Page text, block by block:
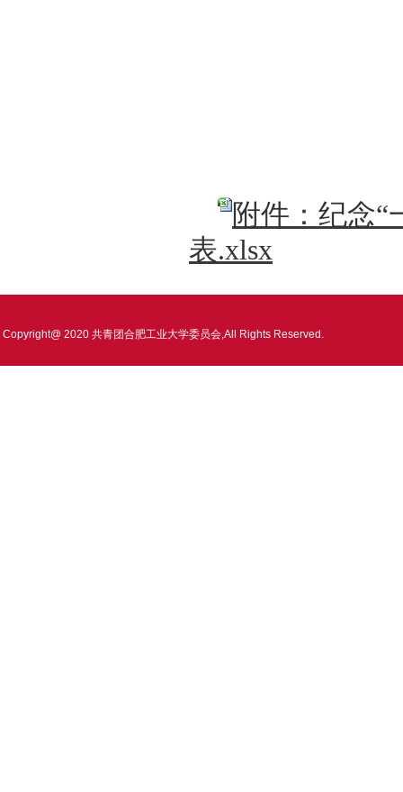
附件：纪念“
表.xlsx
Copyright@ 2020 共青团合肥工业大学委员会,All Rights Reserved.